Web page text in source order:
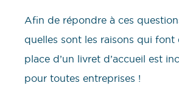
Afin de répondre à ces
quelles sont les raisons qui font
place d’un livret d’accueil est
pour toutes entreprises !